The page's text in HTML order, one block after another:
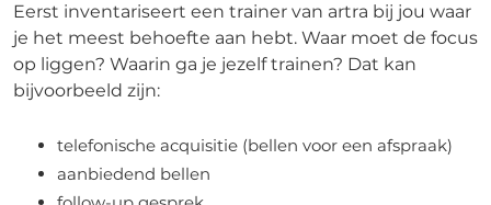
Eerst inventariseert een trainer van artra bij jou waar
je het meest behoefte aan hebt. Waar moet de focus
op liggen? Waarin ga je jezelf trainen? Dat kan
bijvoorbeeld zijn:
telefonische acquisitie (bellen voor een afspraak)
aanbiedend bellen